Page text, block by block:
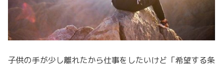
子供の手が少し離れたから仕事をしたいけど「希望する条